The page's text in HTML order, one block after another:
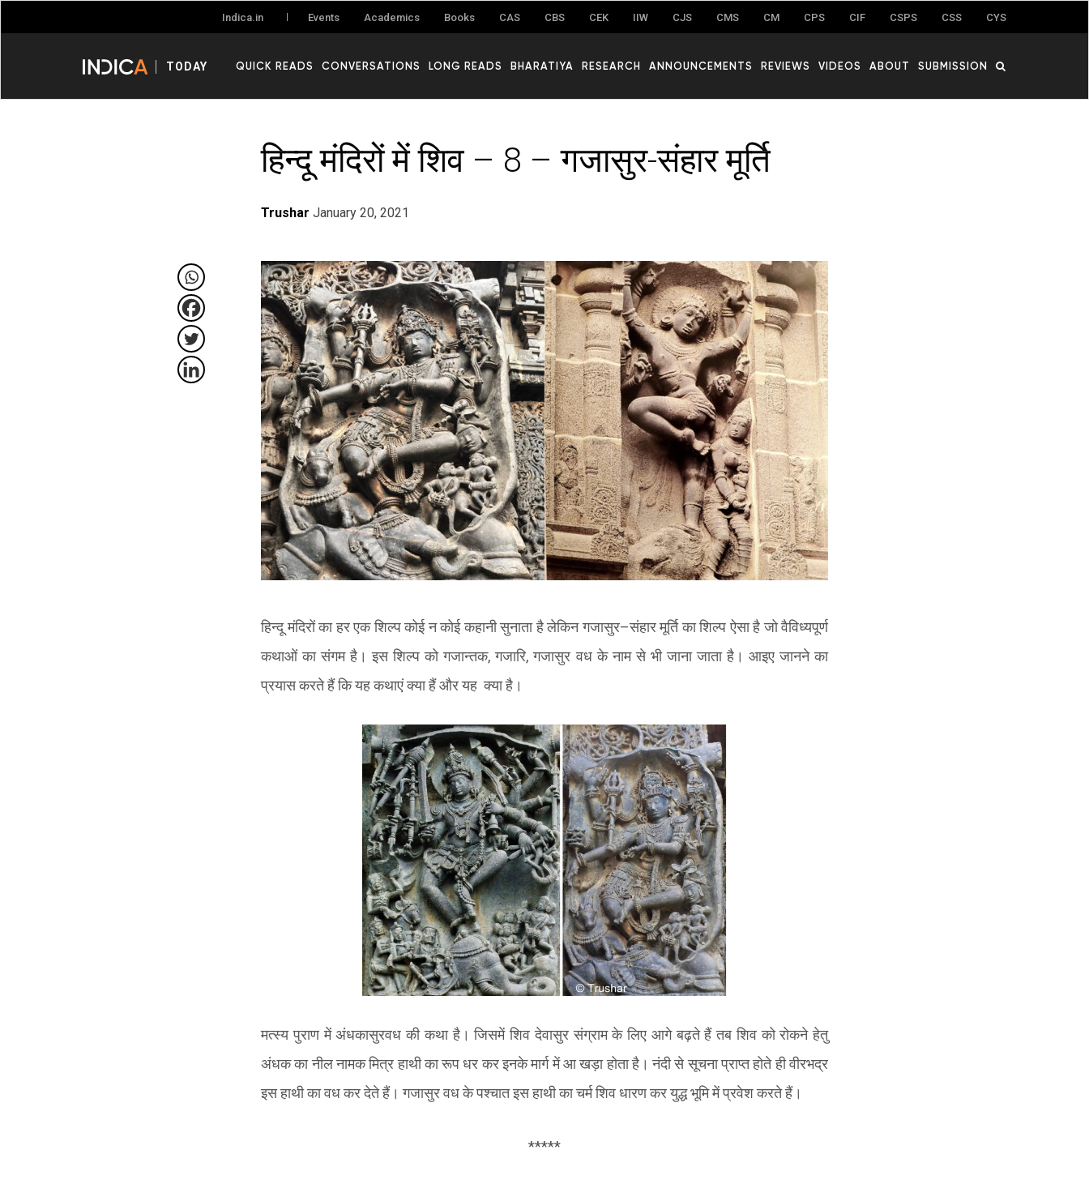
Indica.in Events Academics Books CAS CBS CEK IIW CJS CMS CM CPS CIF CSPS CSS CYS
TODAY QUICK READS CONVERSATIONS LONG READS BHARATIYA RESEARCH ANNOUNCEMENTS REVIEWS VIDEOS ABOUT SUBMISSION
हिन्दू मंदिरों में शिव – 8 – गजासुर-संहार मूर्ति
Trushar January 20, 2021
हिन्दू मंदिरों का हर एक शिल्प कोई न कोई कहानी सुनाता है लेकिन गजासुर–संहार मूर्ति का शिल्प ऐसा है जो वैविध्यपूर्ण
कथाओं का संगम है। इस शिल्प को गजान्तक,गजारि,गजासुर वध के नाम से भी जाना जाता है। आइए जानने का
प्रयास करते हैं कि यह कथाएं क्या हैं और यह क्या है।
मत्स्य पुराण में अंधकासुरवध की कथा है। जिसमें शिव देवासुर संग्राम के लिए आगे बढ़ते हैं तब शिव को रोकने हेतु
अंधक का नील नामक मित्र हाथी का रूप धर कर इनके मार्ग में आ खड़ा होता है। नंदी से सूचना प्राप्त होते ही वीरभद्र
इस हाथी का वध कर देते हैं। गजासुर वध के पश्चात इस हाथी का चर्म शिव धारण कर युद्ध भूमि में प्रवेश करते हैं।
*****